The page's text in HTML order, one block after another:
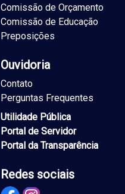
Comissão de Orçamento
Comissão de Educação
Preposições
Ouvidoria
Contato
Perguntas Frequentes
Utilidade Pública
Portal de Servidor
Portal da Transparência
Redes sociais